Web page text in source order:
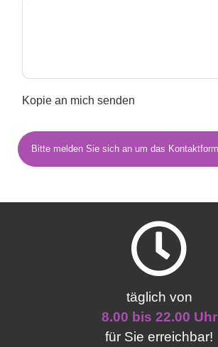
Kopie an mich senden
täglich von
8.00 bis 22.00 Uhr
für Sie erreichbar!